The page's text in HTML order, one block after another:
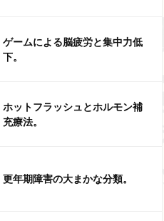
ゲームによる脳疲労と集中力低
下。
ホットフラッシュとホルモン補
充療法。
更年期障害の大まかな分類。